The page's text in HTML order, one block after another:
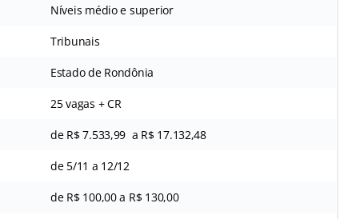
Níveis médio e superior
Tribunais
Estado de Rondônia
25 vagas + CR
de R$ 7.533,99 a R$ 17.132,48
de 5/11 a 12/12
de R$ 100,00 a R$ 130,00